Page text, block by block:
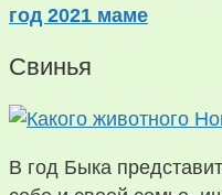
год 2021 маме
Свинья
В год Быка